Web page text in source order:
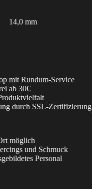
14,0 mm
mit Rundum-Service
ab 30€
durch SSL-Zertifizierung
möglich
und Schmuck
Personal